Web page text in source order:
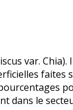
var.
faites
le